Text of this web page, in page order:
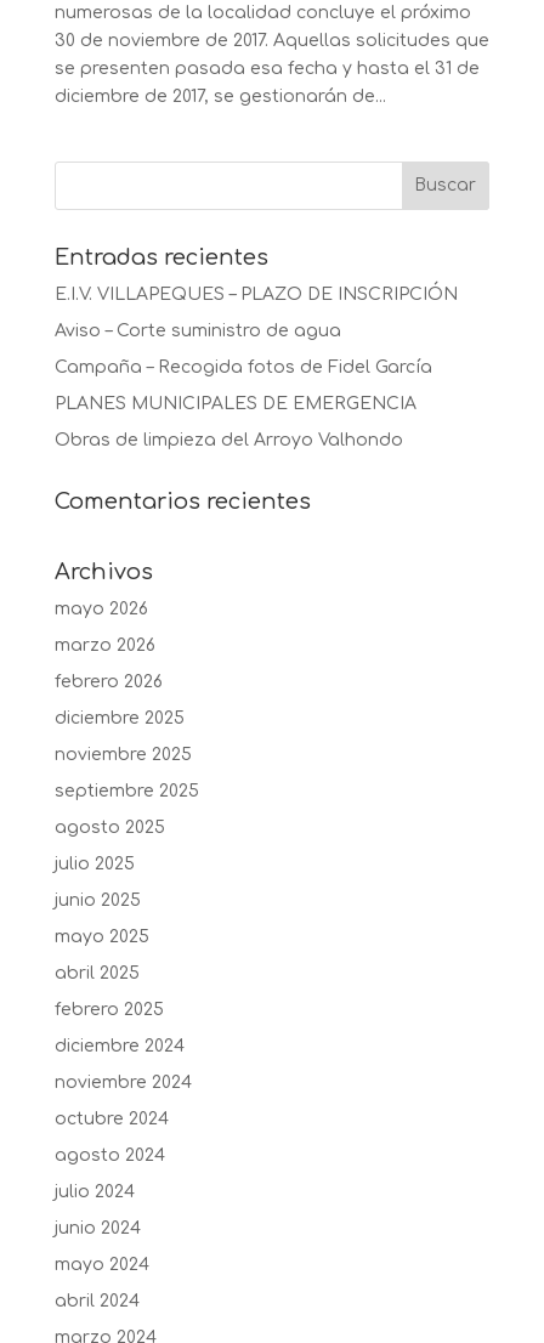
numerosas de la localidad concluye el próximo
30 de noviembre de 2017. Aquellas solicitudes que
se presenten pasada esa fecha y hasta el 31 de
diciembre de 2017, se gestionarán de...
Entradas recientes
E.I.V. VILLAPEQUES – PLAZO DE INSCRIPCIÓN
Aviso – Corte suministro de agua
Campaña – Recogida fotos de Fidel García
PLANES MUNICIPALES DE EMERGENCIA
Obras de limpieza del Arroyo Valhondo
Comentarios recientes
Archivos
mayo 2026
marzo 2026
febrero 2026
diciembre 2025
noviembre 2025
septiembre 2025
agosto 2025
julio 2025
junio 2025
mayo 2025
abril 2025
febrero 2025
diciembre 2024
noviembre 2024
octubre 2024
agosto 2024
julio 2024
junio 2024
mayo 2024
abril 2024
marzo 2024